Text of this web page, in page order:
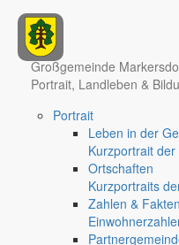
Hotel Nürnberg
Großgemeinde
Portrait, Landleben &
Portrait
Leben in der
Kurzportrait
Ortschaften
Kurzportraits
Zahlen & Fakten